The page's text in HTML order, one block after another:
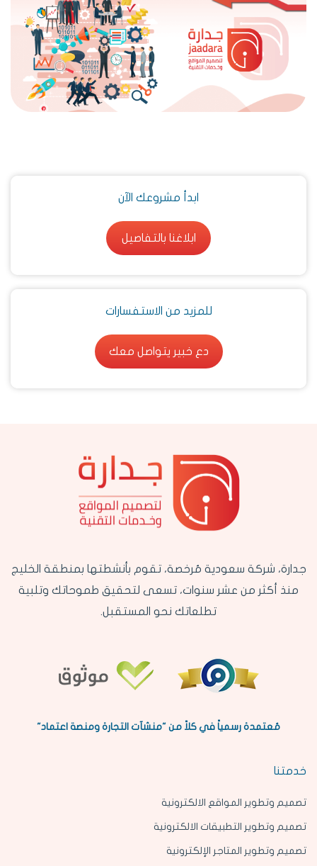
ابدأ مشروعك الآن
ابلاغنا بالتفاصيل
ابلاغنا بالتفاصيل
للمزيد من الاستفسارات
دع خبير يتواصل معك
دع خبير يتواصل معك
جدارة، شركة سعودية مُرخصة، تقوم بأنشطتها بمنطقة الخليج
منذ أكثر من عشر سنوات، تسعى لتحقيق طموحاتك وتلبية
تطلعاتك نحو المستقبل.
مُعتمدة رسمياً في كلاً من "منشآت التجارة ومنصة اعتماد"
خدمتنا
تصميم وتطوير المواقع الالكترونية
تصميم وتطوير التطبيقات الالكترونية
تصميم وتطوير المتاجر الإلكترونية